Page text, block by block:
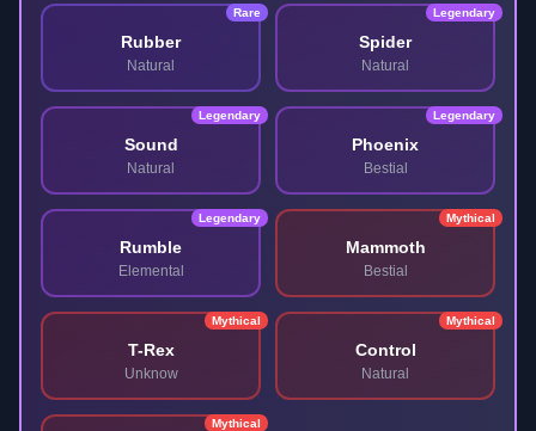
Rare
Rubber
Natural
Legendary
Spider
Natural
Legendary
Sound
Natural
Legendary
Phoenix
Bestial
Legendary
Rumble
Elemental
Mythical
Mammoth
Bestial
Mythical
T-Rex
Unknow
Mythical
Control
Natural
Mythical